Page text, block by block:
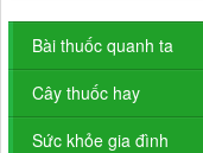
Bài thuốc quanh ta
Cây thuốc hay
Sức khỏe gia đình